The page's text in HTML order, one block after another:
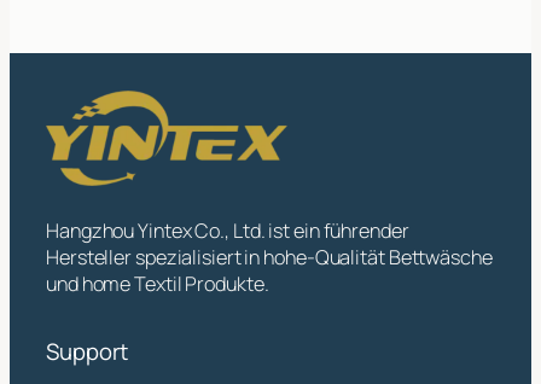
Hangzhou Yintex Co., Ltd. ist ein führender
Hersteller spezialisiert in hohe-Qualität Bettwäsche
und home Textil Produkte.
Support